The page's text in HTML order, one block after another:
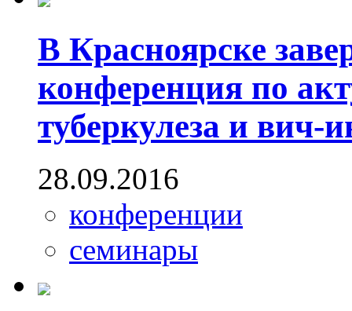
В Красноярске
конференция по
туберкулеза и вич-
28.09.2016
конференции
семинары